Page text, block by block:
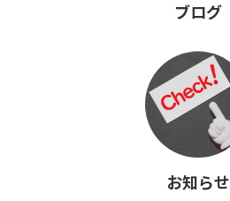
ブログ
お知らせ